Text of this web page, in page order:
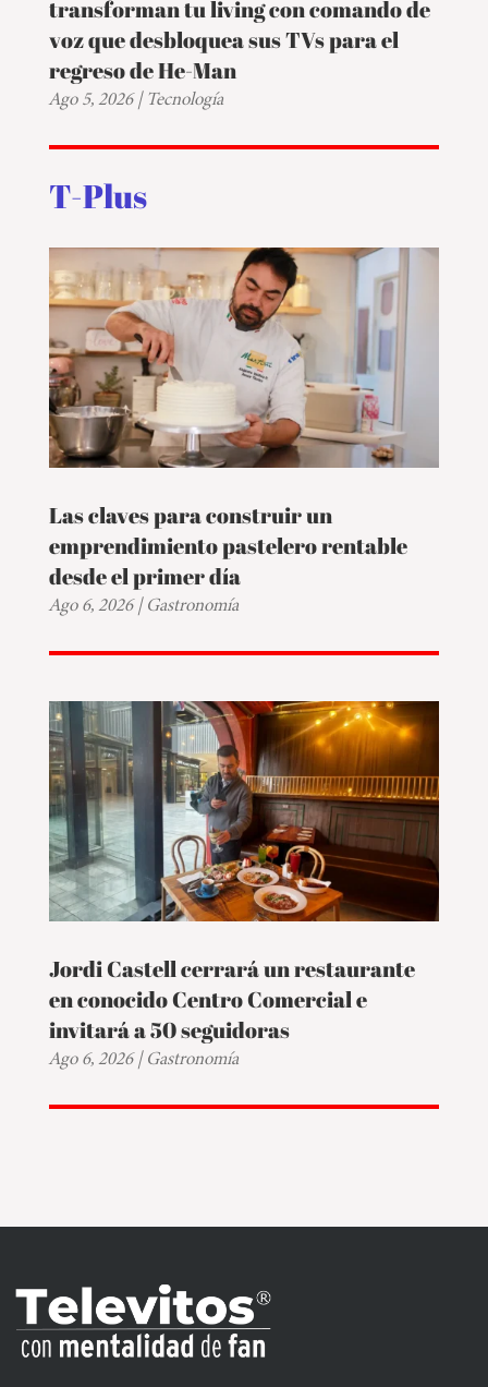
transforman tu living con comando de
voz que desbloquea sus TVs para el
regreso de He-Man
Ago 5, 2026|Tecnología
T-Plus
Las claves para construir un
emprendimiento pastelero rentable
desde el primer día
Ago 6, 2026|Gastronomía
Jordi Castell cerrará un restaurante
en conocido Centro Comercial e
invitará a 50 seguidoras
Ago 6, 2026|Gastronomía